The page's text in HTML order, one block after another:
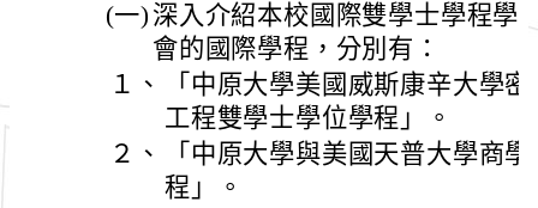
(一) 深入介紹本校國際雙學士學程學
會的國際學程，分別有：
１、
「中原大學美國威斯康辛大學
工程雙學士學位學程」。
２、
「中原大學與美國天普大學商
程」。